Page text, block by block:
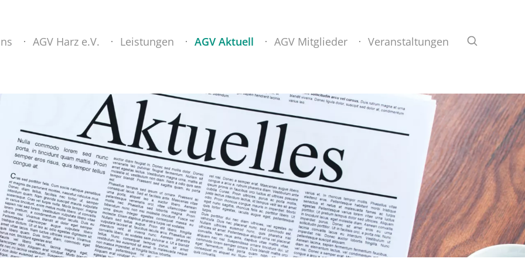
AGV Harz e.V. Leistungen AGV Aktuell AGV Mitglieder Veranstaltungen